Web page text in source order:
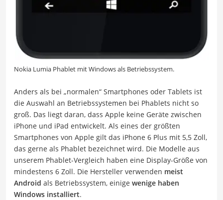
Nokia Lumia Phablet mit Windows als Betriebssystem.
Anders als bei „normalen“ Smartphones oder Tablets ist
die Auswahl an Betriebssystemen bei Phablets nicht so
groß. Das liegt daran, dass Apple keine Geräte zwischen
iPhone und iPad entwickelt. Als eines der größten
Smartphones von Apple gilt das iPhone 6 Plus mit 5,5 Zoll,
das gerne als Phablet bezeichnet wird. Die Modelle aus
unserem Phablet-Vergleich haben eine Display-Größe von
mindestens 6 Zoll. Die Hersteller verwenden meist
Android als Betriebssystem, einige wenige haben
Windows installiert.